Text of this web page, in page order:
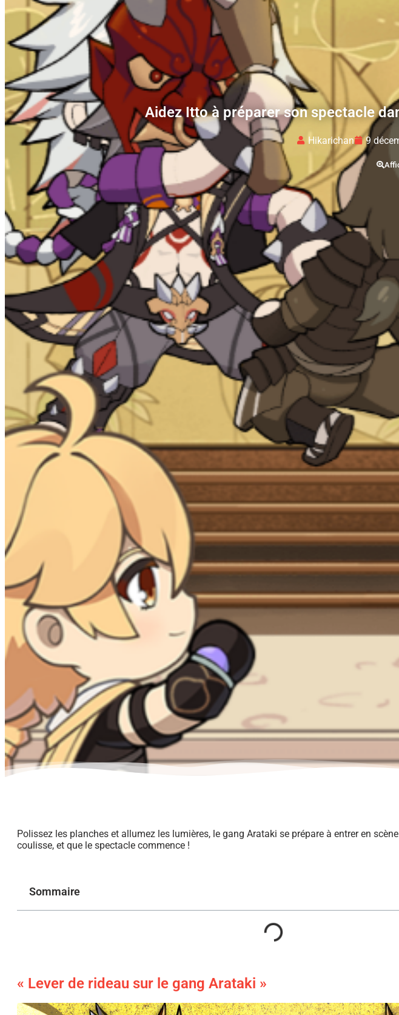
Aidez Itto à préparer son spectacle
Hikarichan 9
Polissez les planches et allumez les lumières, le gang Arataki se prépare à entrer en
coulisse, et que le spectacle commence !
Sommaire
« Lever de rideau sur le gang Arataki »